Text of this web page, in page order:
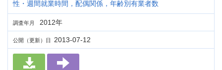
性・週間就業時間，配偶関係，年齢別有業者数
調査年月 2012年
公開（更新）日 2013-07-12